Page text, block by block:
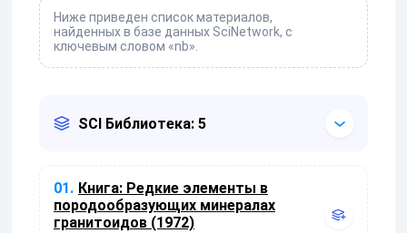
Ниже приведен список материалов,
найденных в базе данных SciNetwork, с
ключевым словом «nb».
SCI Библиотека: 5
01. Книга: Редкие элементы в
породообразующих минералах
гранитоидов (1972)